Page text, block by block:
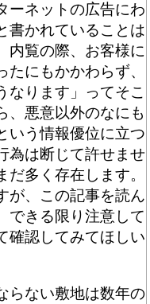
ーネットの広告にわ
書かれていることは
内覧の際、お客様に
にもかかわらず、
なります」ってそこ
、悪意以外のなにも
いう情報優位に立つ
為は断じて許せませ
多く存在します。
が、この記事を読ん
できる限り注意して
確認してみてほしい
らない敷地は数年の